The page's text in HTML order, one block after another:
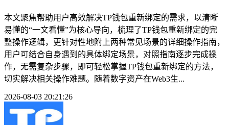
本文聚焦帮助用户高效解决TP钱包重新绑定的需求，以清晰
易懂的“一文看懂”为核心导向，梳理了TP钱包重新绑定的完
整操作逻辑，更针对性地附上两种常见场景的详细操作指南，
用户可结合自身遇到的具体绑定场景，对照指南逐步完成操
作，无需复杂步骤，即可轻松掌握TP钱包重新绑定的方法，
切实解决相关操作难题。随着数字资产在Web3生...
2026-08-03 20:21:26